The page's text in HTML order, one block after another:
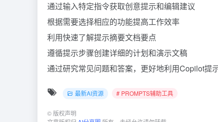
通过输入特定指令获取创意提示和编辑建议
根据需要选择相应的功能提高工作效率
利用快速了解提示摘要文档要点
遵循提示步骤创建详细的计划和演示文稿
通过研究常见问题和答案，更好地利用Copilot提
最新AI资源 # PROMPTS辅助工具
© 版权声明